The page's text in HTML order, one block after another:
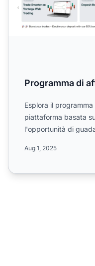
Programma di
Esplora il
piattaforma basata
l'opportunità di
Aug 1, 2025